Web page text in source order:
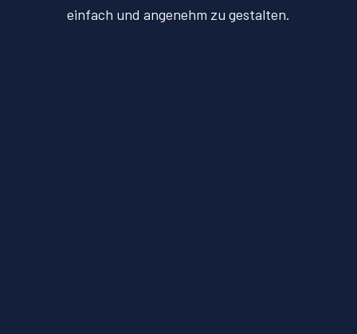
einfach und angenehm zu gestalten.